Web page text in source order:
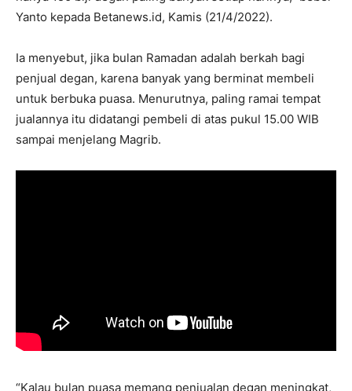
Yanto kepada Betanews.id, Kamis (21/4/2022).
Ia menyebut, jika bulan Ramadan adalah berkah bagi
penjual degan, karena banyak yang berminat membeli
untuk berbuka puasa. Menurutnya, paling ramai tempat
jualannya itu didatangi pembeli di atas pukul 15.00 WIB
sampai menjelang Magrib.
“Kalau bulan puasa memang penjualan degan meningkat,